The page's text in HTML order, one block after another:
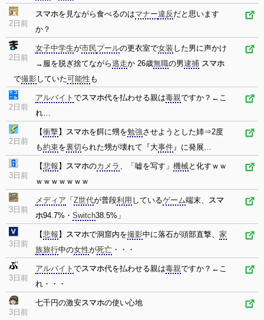
2日前
スマホを見ながら食べるのはマナー違反 だと思います
か？
2日前
女子中学生が市民プールの更衣室で女装 した男に声かけ
→服を脱ぎ捨てながら逃走か 26歳無職の男逮捕 スマホ
で撮影 していた可能性 も
2日前
アルバイト でスマホ代を払わせる親は毒親ですか？←こ
れ…
2日前
【衝撃】 スマホを餌に甥を勉強させようとした姉⇒2度
も約束を裏切 られた甥が壊れて『大事件』に発展…
3日前
【悲報 】 スマホのカメラ 、「嘘を写す」 機械と化すｗｗ
ｗｗｗｗｗｗｗ
3日前
メディア 「 Z世代が普段利用 しているゲーム端末、 スマ
ホ94.7%・ Switch38.5%」
3日前
【悲報 】 スマホで洞窟内を撮影中に落石が頭部直撃、 家
族旅行中の女性が死亡 ・・・
3日前
アルバイト でスマホ代を払わせる親は毒親ですか？←こ
れ・・・
3日前
七千円の激安スマホの使い心地